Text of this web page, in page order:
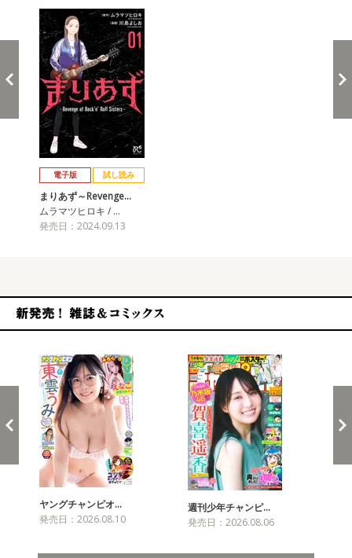
電子版 試し読み
まりあず～Revenge…
ムラマツヒロキ / …
発売日：2024.09.13
ヤングチャンピオ…
発売日：2026.08.10
週刊少年チャンピ…
発売日：2026.08.06